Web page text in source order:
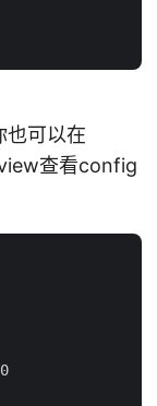
可以在
查看config